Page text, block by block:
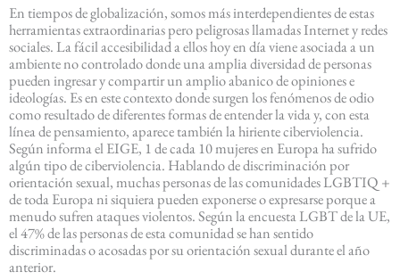
En tiempos de globalización, somos más interdependientes de estas
herramientas extraordinarias pero peligrosas llamadas Internet y redes
sociales. La fácil accesibilidad a ellos hoy en día viene asociada a un
ambiente no controlado donde una amplia diversidad de personas
pueden ingresar y compartir un amplio abanico de opiniones e
ideologías. Es en este contexto donde surgen los fenómenos de odio
como resultado de diferentes formas de entender la vida y, con esta
línea de pensamiento, aparece también la hiriente ciberviolencia.
Según informa el EIGE, 1 de cada 10 mujeres en Europa ha sufrido
algún tipo de ciberviolencia. Hablando de discriminación por
orientación sexual, muchas personas de las comunidades LGBTIQ +
de toda Europa ni siquiera pueden exponerse o expresarse porque a
menudo sufren ataques violentos. Según la encuesta LGBT de la UE,
el 47% de las personas de esta comunidad se han sentido
discriminadas o acosadas por su orientación sexual durante el año
anterior.